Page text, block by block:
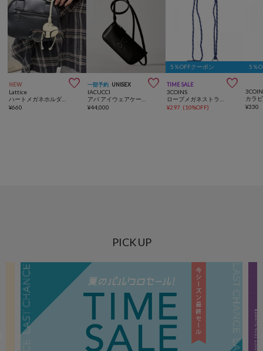
NEW 
Lattice
¥660
一部予約 UNISEX 
IACUCCI
¥44,000
5％OFFクーポン
TIME SALE 
3COINS
¥297 (10%OFF)
5％
¥330
PICK UP